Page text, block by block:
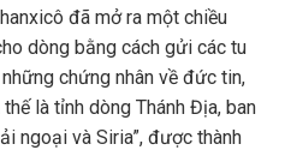
đã mở ra một chiều
dòng bằng cách gửi các tu
chứng nhân về đức tin,
là tỉnh dòng Thánh Địa, ban
ngoại và Siria”, được thành